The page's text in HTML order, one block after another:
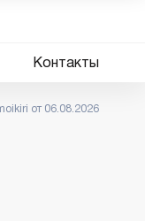
Контакты
от 06.08.2026